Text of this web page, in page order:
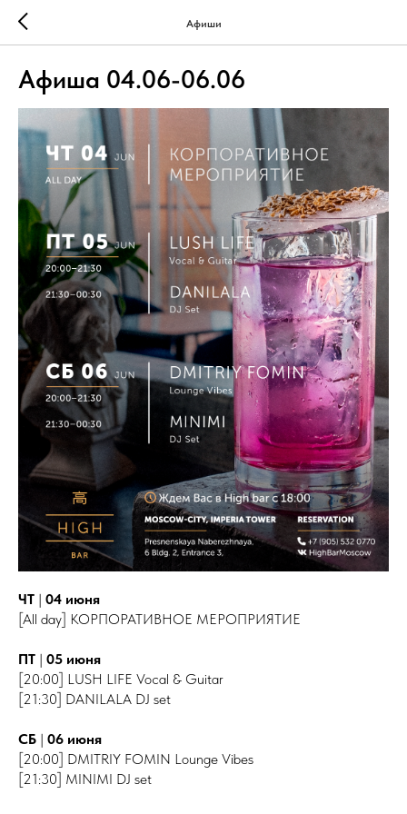
Афиши
Афиша 04.06-06.06
ЧТ | 04 июня
[All day] КОРПОРАТИВНОЕ МЕРОПРИЯТИЕ
ПТ | 05 июня
[20:00] LUSH LIFE Vocal & Guitar
[21:30] DANILALA DJ set
СБ | 06 июня
[20:00] DMITRIY FOMIN Lounge Vibes
[21:30] MINIMI DJ set